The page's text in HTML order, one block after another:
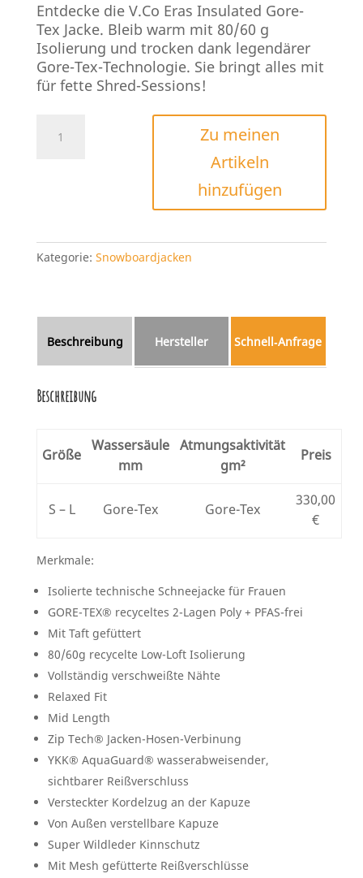
Entdecke die V.Co Eras Insulated Gore-
Tex Jacke. Bleib warm mit 80/60 g
Isolierung und trocken dank legendärer
Gore-Tex-Technologie. Sie bringt alles mit
für fette Shred-Sessions!
Menge
Zu meinen
Artikeln
hinzufügen
Kategorie: Snowboardjacken
Beschreibung Hersteller Schnell‑Anfrage
Beschreibung
Größe
Wassersäule
mm
Atmungsaktivität
gm²
Preis
S – L Gore-Tex Gore-Tex
330,00
€
Merkmale:
Isolierte technische Schneejacke für Frauen
GORE-TEX® recyceltes 2-Lagen Poly + PFAS-frei
Mit Taft gefüttert
80/60g recycelte Low-Loft Isolierung
Vollständig verschweißte Nähte
Relaxed Fit
Mid Length
Zip Tech® Jacken-Hosen-Verbinung
YKK® AquaGuard® wasserabweisender,
sichtbarer Reißverschluss
Versteckter Kordelzug an der Kapuze
Von Außen verstellbare Kapuze
Super Wildleder Kinnschutz
Mit Mesh gefütterte Reißverschlüsse